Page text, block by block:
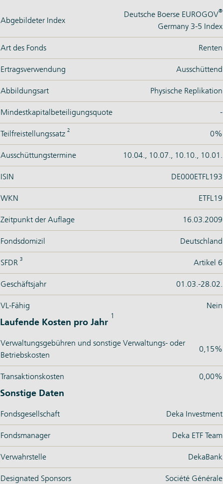
Abgebildeter Index
Deutsche Boerse EUROGOV®
Germany 3-5 Index
Art des Fonds Renten
Ertragsverwendung Ausschüttend
Abbildungsart Physische Replikation
Mindestkapitalbeteiligungsquote -
Teilfreistellungssatz 2 0%
Ausschüttungstermine 10.04., 10.07., 10.10., 10.01.
ISIN DE000ETFL193
WKN ETFL19
Zeitpunkt der Auflage 16.03.2009
Fondsdomizil Deutschland
SFDR 3 Artikel 6
Geschäftsjahr 01.03.-28.02.
VL-Fähig Nein
Laufende Kosten pro Jahr
1
Verwaltungsgebühren und sonstige Verwaltungs- oder
Betriebskosten
0,15%
Transaktionskosten 0,00%
Sonstige Daten
Fondsgesellschaft Deka Investment
Fondsmanager Deka ETF Team
Verwahrstelle DekaBank
Designated Sponsors Société Générale